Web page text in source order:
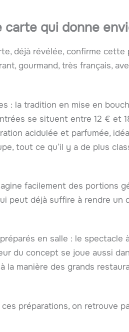
carte qui donne
déjà révélée, confirme
gourmand, très français,
: la tradition en mise en
se situent entre 12 € et
acidulée et parfumée,
tout ce qu’il y a de plus
facilement des portions
peut déjà suffire à rendre un
en salle : le spectacle
du concept se joue aussi
la manière des grands
ces préparations, on retrouve